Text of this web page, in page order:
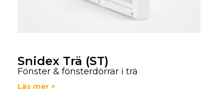
Snidex Trä (ST)
Fönster & fönsterdörrar i trä
Läs mer >